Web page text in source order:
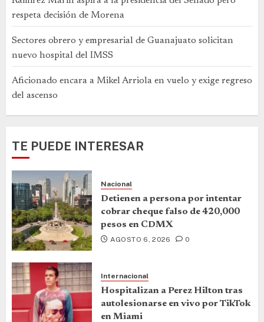
respeta decisión de Morena
Sectores obrero y empresarial de Guanajuato solicitan
nuevo hospital del IMSS
Aficionado encara a Mikel Arriola en vuelo y exige regreso
del ascenso
TE PUEDE INTERESAR
Nacional
Detienen a persona por intentar
cobrar cheque falso de 420,000
pesos en CDMX
AGOSTO 6, 2026 0
Internacional
Hospitalizan a Perez Hilton tras
autolesionarse en vivo por TikTok
en Miami